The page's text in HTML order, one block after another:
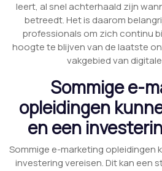
leert, al snel achterhaald zijn
betreedt. Het is daarom
professionals om zich continu
hoogte te blijven van de laatste
vakgebied van
Sommige e-
opleidingen
en een
Sommige e-marketing opleidingen
investering vereisen. Dit kan een